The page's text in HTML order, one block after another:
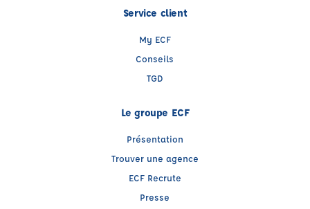
Service client
My ECF
Conseils
TGD
Le groupe ECF
Présentation
Trouver une agence
ECF Recrute
Presse